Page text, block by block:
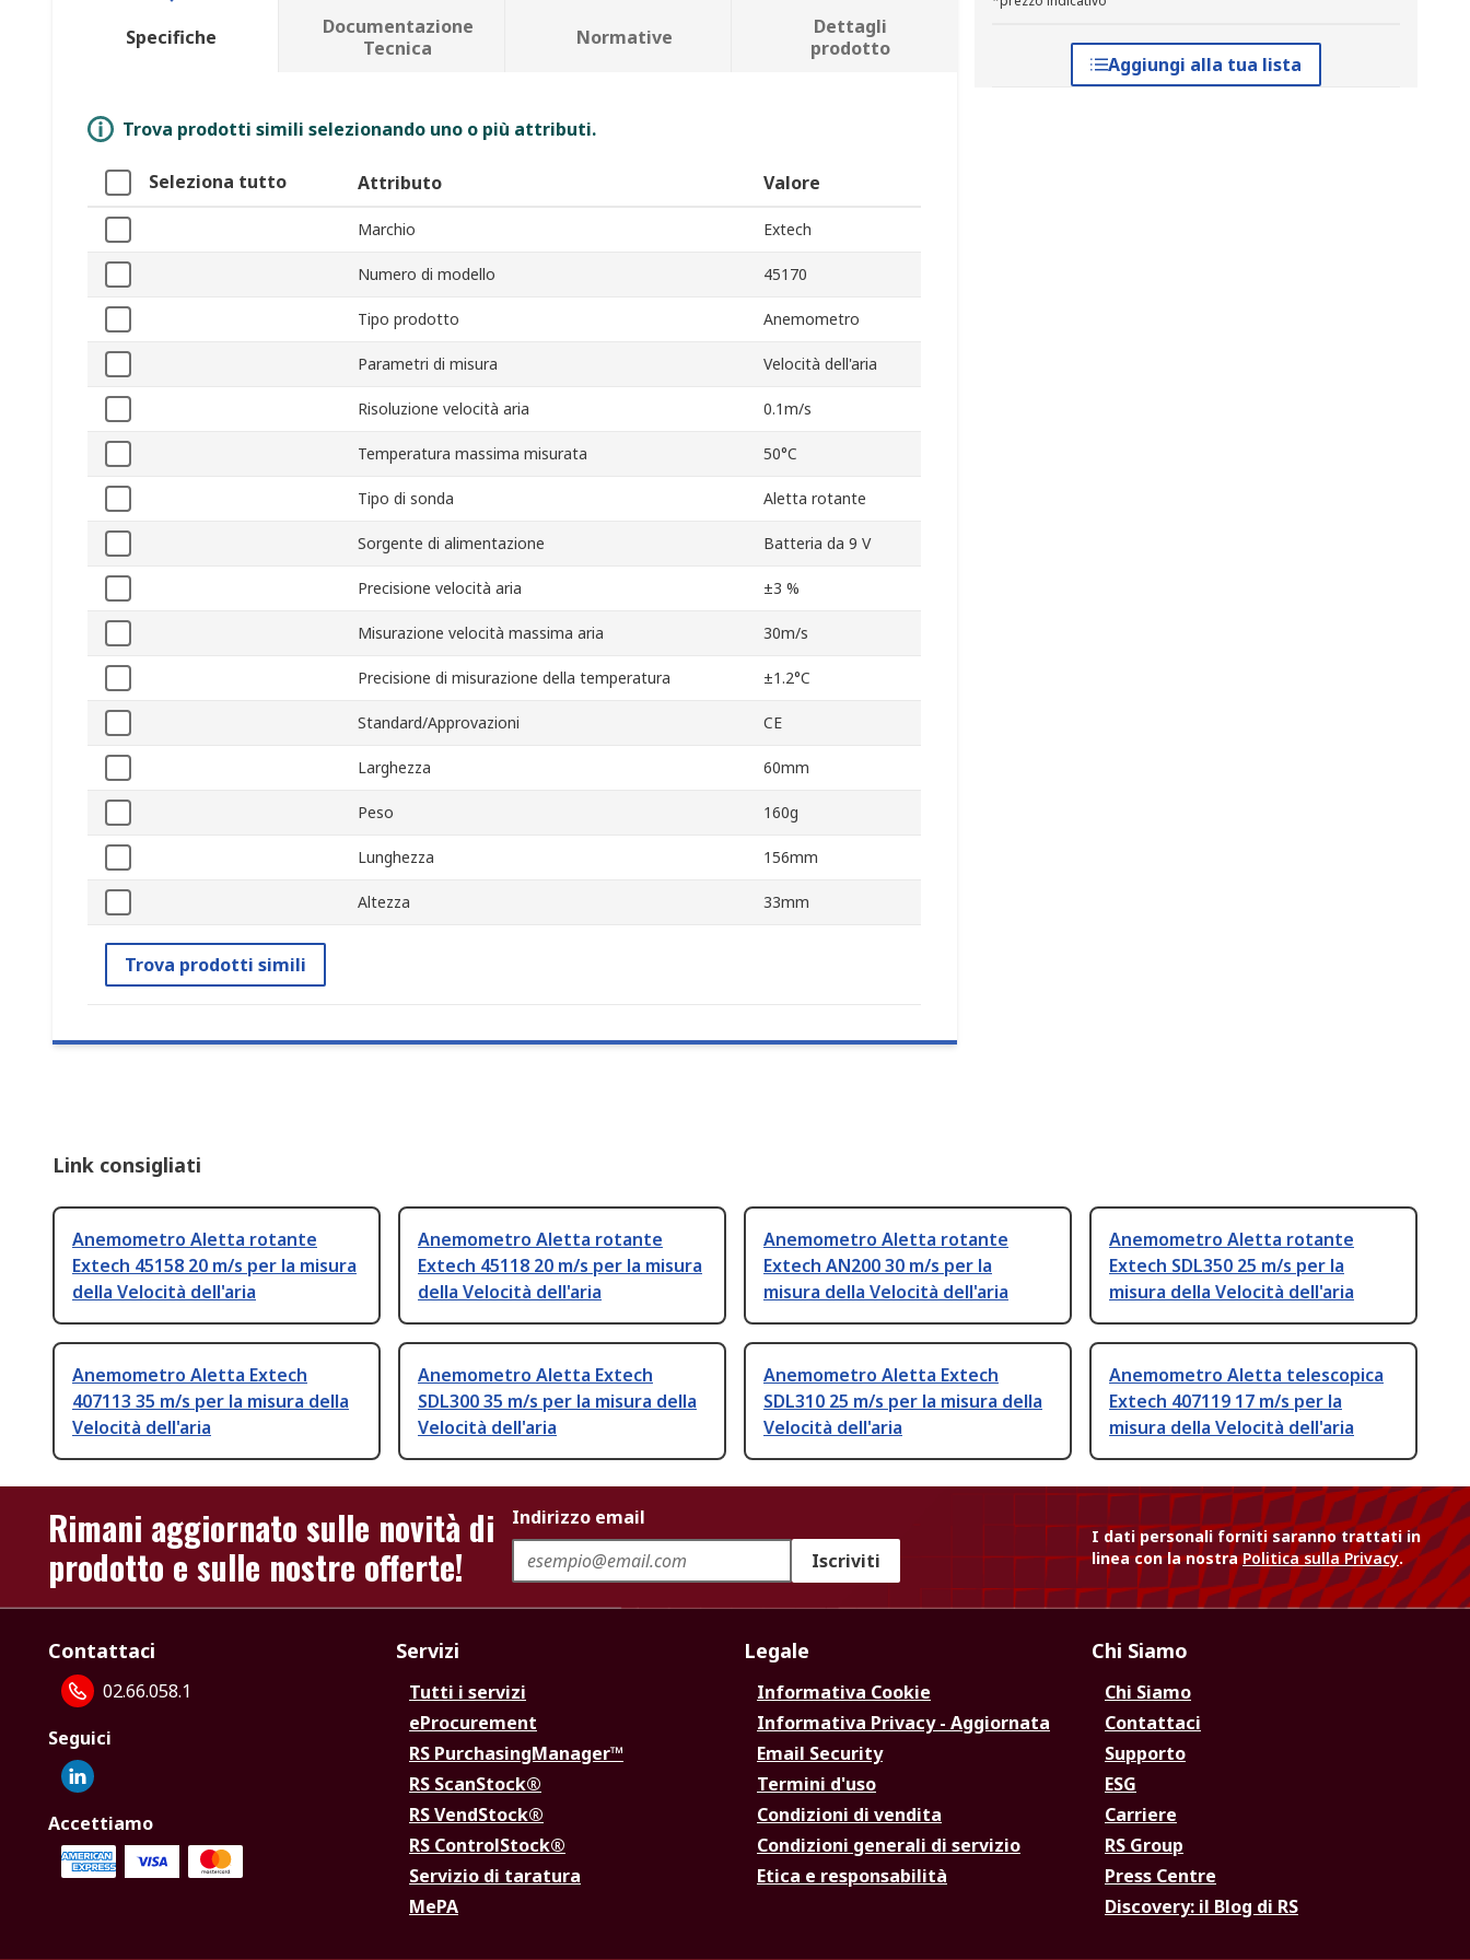
Aggiungi alla tua lista
Specifiche
Documentazione
Tecnica
Normative
Dettagli
prodotto
Trova prodotti simili selezionando uno o più attributi.
Seleziona tutto Attributo Valore
Marchio Extech
Numero di modello 45170
Tipo prodotto Anemometro
Parametri di misura Velocità dell'aria
Risoluzione velocità aria 0.1m/s
Temperatura massima misurata 50°C
Tipo di sonda Aletta rotante
Sorgente di alimentazione Batteria da 9 V
Precisione velocità aria ±3 %
Misurazione velocità massima aria 30m/s
Precisione di misurazione della temperatura ±1.2°C
Standard/Approvazioni CE
Larghezza 60mm
Peso 160g
Lunghezza 156mm
Altezza 33mm
Trova prodotti simili
Link consigliati
Anemometro Aletta rotante
Extech 45158 20 m/s per la misura
della Velocità dell'aria
Anemometro Aletta rotante
Extech 45118 20 m/s per la misura
della Velocità dell'aria
Anemometro Aletta rotante
Extech AN200 30 m/s per la
misura della Velocità dell'aria
Anemometro Aletta rotante
Extech SDL350 25 m/s per la
misura della Velocità dell'aria
Anemometro Aletta Extech
407113 35 m/s per la misura della
Velocità dell'aria
Anemometro Aletta Extech
SDL300 35 m/s per la misura della
Velocità dell'aria
Anemometro Aletta Extech
SDL310 25 m/s per la misura della
Velocità dell'aria
Anemometro Aletta telescopica
Extech 407119 17 m/s per la
misura della Velocità dell'aria
Rimani aggiornato sulle novità di
prodotto e sulle nostre offerte!
Indirizzo email
Iscriviti
I dati personali forniti saranno trattati in
linea con la nostraPolitica sulla Privacy.
Contattaci
02.66.058.1
Seguici
Accettiamo
Servizi
Tutti i servizi
eProcurement
RS PurchasingManager™
RS ScanStock®
RS VendStock®
RS ControlStock®
Servizio di taratura
MePA
Legale
Informativa Cookie
Informativa Privacy - Aggiornata
Email Security
Termini d'uso
Condizioni di vendita
Condizioni generali di servizio
Etica e responsabilità
Chi Siamo
Chi Siamo
Contattaci
Supporto
ESG
Carriere
RS Group
Press Centre
Discovery: il Blog di RS